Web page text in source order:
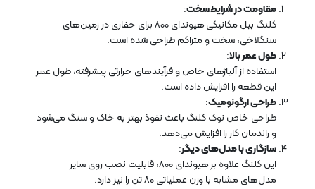
مقاومت در شرایط سخت:
کلنگ بیل مکانیکی هیوندای 800 برای حفاری در زمین‌های
سنگلاخی، سخت و متراکم طراحی شده است.
طول عمر بالا:
استفاده از آلیاژهای خاص و فرآیندهای حرارتی پیشرفته، طول عمر
این قطعه را افزایش داده است.
طراحی ارگونومیک:
طراحی خاص نوک کلنگ باعث نفوذ بهتر به خاک و سنگ می‌شود
و راندمان کار را افزایش می‌دهد.
سازگاری با مدل‌های دیگر:
این کلنگ علاوه بر هیوندای 800، قابلیت نصب روی سایر
مدل‌های مشابه با وزن عملیاتی 80 تن را نیز دارد.